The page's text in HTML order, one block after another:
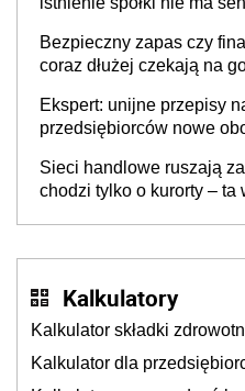
Bezpieczny zapas czy
coraz dłużej czekają na
Ekspert: unijne przepisy
przedsiębiorców nowe
Sieci handlowe ruszają
chodzi tylko o kurorty –
Kalkulatory
Kalkulator składki
Kalkulator dla